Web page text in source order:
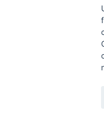
Copyright © 2019